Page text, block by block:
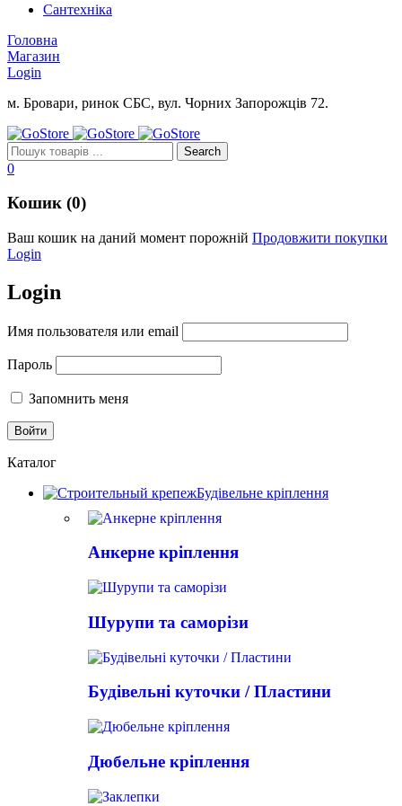
Сантехніка
Головна
Магазин
Login
м. Бровари, ринок СБС, вул. Чорних Запорожців 72.
0
Кошик (0)
Ваш кошик на даний момент порожній Продовжити покупки
Login
Login
Имя пользователя или email
Пароль
Запомнить меня
Каталог
Будівельне кріплення
Анкерне кріплення
Шурупи та саморізи
Будівельні куточки / Пластини
Дюбельне кріплення